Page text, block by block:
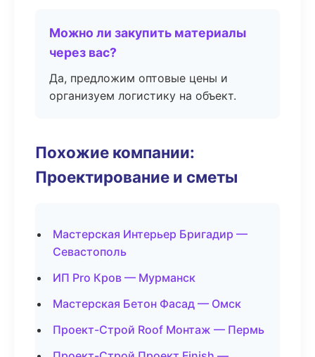
Можно ли закупить материалы
через вас?
Да, предложим оптовые цены и
организуем логистику на объект.
Похожие компании:
Проектирование и сметы
Мастерская Интерьер Бригадир —
Севастополь
ИП Pro Кров — Мурманск
Мастерская Бетон Фасад — Омск
Проект-Строй Roof Монтаж — Пермь